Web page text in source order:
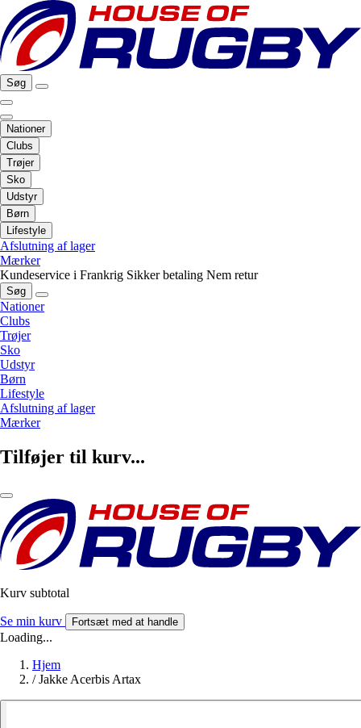
Søg
Nationer
Clubs
Trøjer
Sko
Udstyr
Børn
Lifestyle
Afslutning af lager
Mærker
Kundeservice i Frankrig Sikker betaling Nem retur
Søg
Nationer
Clubs
Trøjer
Sko
Udstyr
Børn
Lifestyle
Afslutning af lager
Mærker
Tilføjer til kurv...
Kurv subtotal
Se min kurv Fortsæt med at handle
Loading...
Hjem
/ Jakke Acerbis Artax